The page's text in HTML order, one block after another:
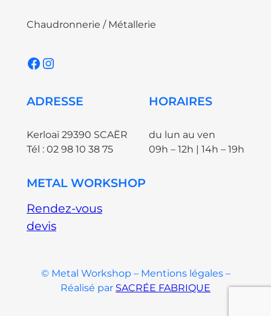
Chaudronnerie / Métallerie
Facebook Instagram
ADRESSE
Kerloaï 29390 SCAËR
Tél : 02 98 10 38 75
HORAIRES
du lun au ven
09h – 12h | 14h – 19h
METAL WORKSHOP
Rendez-vous
devis
© Metal Workshop – Mentions légales –
Réalisé par SACRÉE FABRIQUE